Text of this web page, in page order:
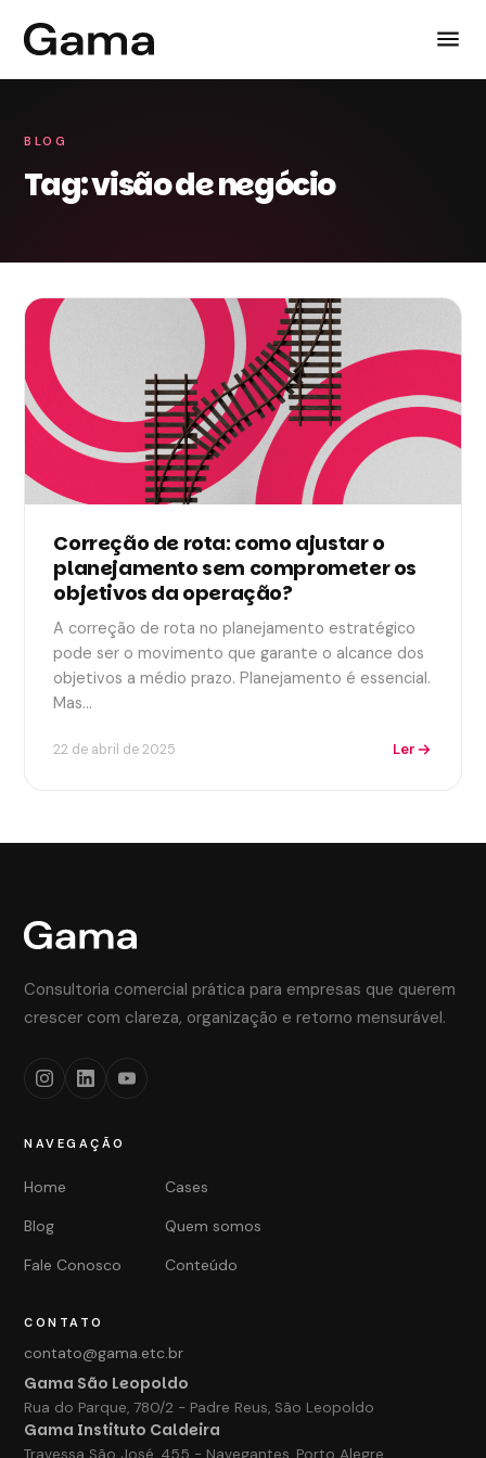
BLOG
Tag: visão de negócio
Correção de rota: como ajustar o
planejamento sem comprometer os
objetivos da operação?
A correção de rota no planejamento estratégico
pode ser o movimento que garante o alcance dos
objetivos a médio prazo. Planejamento é essencial.
Mas…
22 de abril de 2025 Ler
Consultoria comercial prática para empresas que querem
crescer com clareza, organização e retorno mensurável.
NAVEGAÇÃO
Home
Cases
Blog
Quem somos
Fale Conosco
Conteúdo
CONTATO
contato@gama.etc.br
Gama São Leopoldo
Rua do Parque, 780/2 - Padre Reus, São Leopoldo
Gama Instituto Caldeira
Travessa São José, 455 - Navegantes, Porto Alegre